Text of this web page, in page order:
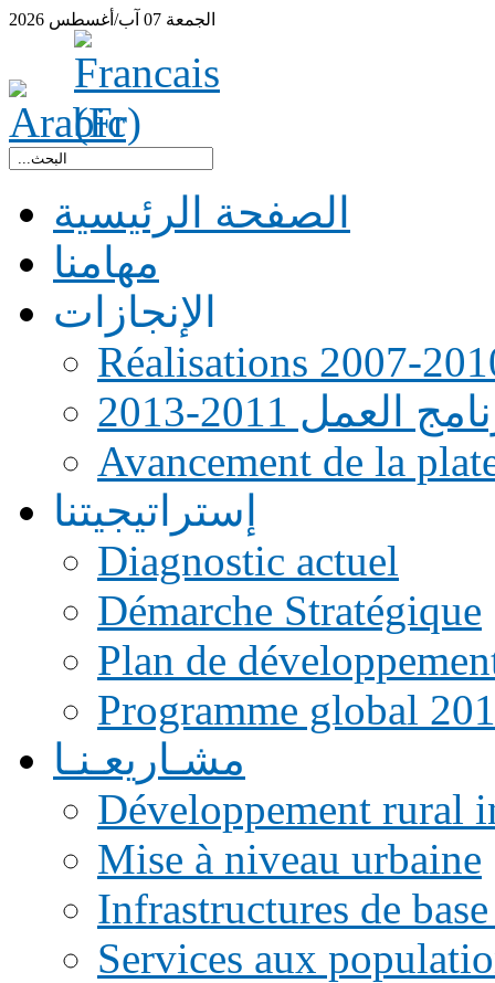
الجمعة 07 آب/أغسطس 2026
الصفحة الرئيسية
مهامنا
الإنجازات
Réalisations 2007-
العمل 2011-2013
Avancement de la
إستراتيجيتنا
Diagnostic actuel
Démarche Stratégique
Plan de
Programme global
مشـاريعـنـا
Développement rural
Mise à niveau urbaine
Infrastructures de
Services aux